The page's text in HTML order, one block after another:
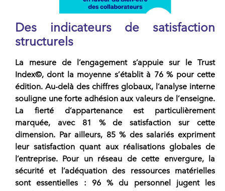
Des indicateurs de satisfaction
structurels
La mesure de l’engagement s’appuie sur le Trust
Index©, dont la moyenne s’établit à 76 % pour cette
édition. Au-delà des chiffres globaux, l’analyse interne
souligne une forte adhésion aux valeurs de l’enseigne.
La fierté d’appartenance est particulièrement
marquée, avec 81 % de satisfaction sur cette
dimension. Par ailleurs, 85 % des salariés expriment
leur satisfaction quant aux réalisations globales de
l’entreprise. Pour un réseau de cette envergure, la
sécurité et l’adéquation des ressources matérielles
sont essentielles : 96 % du personnel jugent les